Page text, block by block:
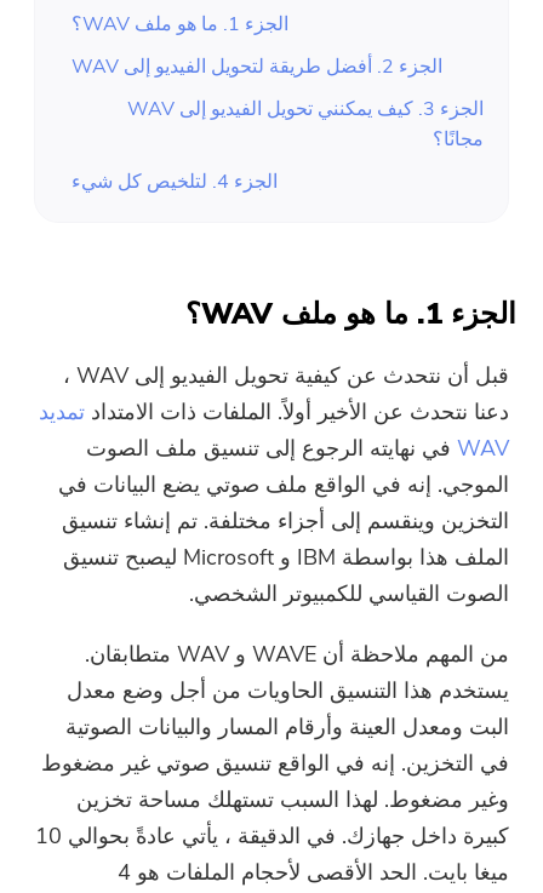
الجزء 1. ما هو ملف WAV؟
الجزء 2. أفضل طريقة لتحويل الفيديو إلى WAV
الجزء 3. كيف يمكنني تحويل الفيديو إلى WAV
مجانًا؟
الجزء 4. لتلخيص كل شيء
الجزء 1. ما هو ملف WAV؟
قبل أن نتحدث عن كيفية تحويل الفيديو إلى WAV ،
دعنا نتحدث عن الأخير أولاً. الملفات ذات الامتدادتمديد
WAV في نهايته الرجوع إلى تنسيق ملف الصوت
الموجي. إنه في الواقع ملف صوتي يضع البيانات في
التخزين وينقسم إلى أجزاء مختلفة. تم إنشاء تنسيق
الملف هذا بواسطة IBM و Microsoft ليصبح تنسيق
الصوت القياسي للكمبيوتر الشخصي.
من المهم ملاحظة أن WAVE و WAV متطابقان.
يستخدم هذا التنسيق الحاويات من أجل وضع معدل
البت ومعدل العينة وأرقام المسار والبيانات الصوتية
في التخزين. إنه في الواقع تنسيق صوتي غير مضغوط
وغير مضغوط. لهذا السبب تستهلك مساحة تخزين
كبيرة داخل جهازك. في الدقيقة ، يأتي عادةً بحوالي 10
ميغا بايت. الحد الأقصى لأحجام الملفات هو 4